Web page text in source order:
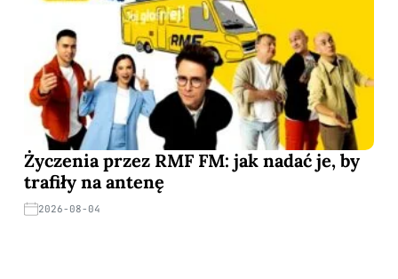
Życzenia przez RMF FM: jak nadać je, by
trafiły na antenę
2026-08-04